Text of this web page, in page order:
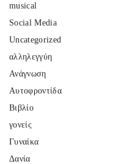
musical
Social Media
Uncategorized
αλληλεγγύη
Ανάγνωση
Αυτοφροντίδα
Βιβλίο
γονείς
Γυναίκα
Δανία